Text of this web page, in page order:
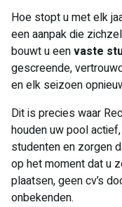
Hoe stopt u met elk
een aanpak die
bouwt u eenvaste
gescreende,
en elk seizoen
Dit is precies waar
houden uw pool
studenten en zorgen
op het moment dat u
plaatsen, geen cv’s
onbekenden.